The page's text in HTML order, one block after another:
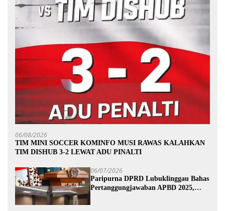
06/08/2026
TIM MINI SOCCER KOMINFO MUSI RAWAS KALAHKAN
TIM DISHUB 3-2 LEWAT ADU PINALTI
06/07/2026
Paripurna DPRD Lubuklinggau Bahas
Pertanggungjawaban APBD 2025,